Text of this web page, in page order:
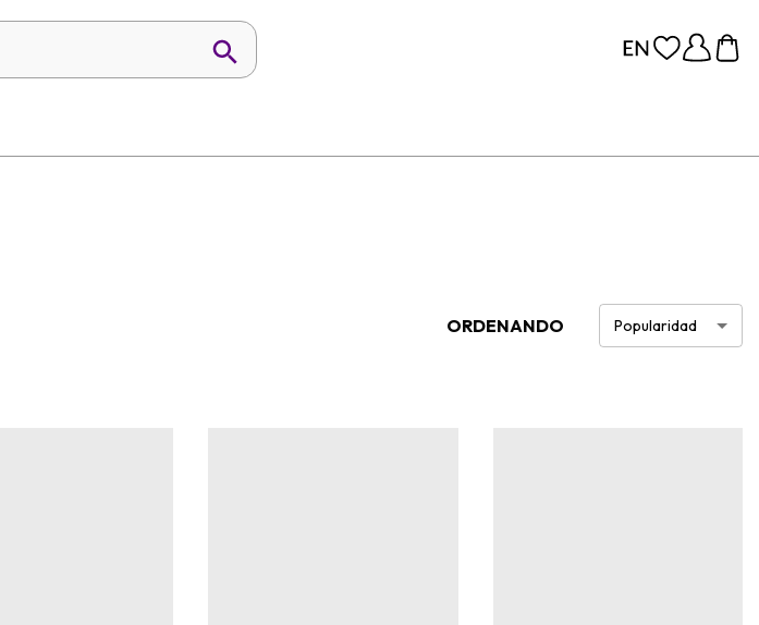
ORDENANDO Popularidad